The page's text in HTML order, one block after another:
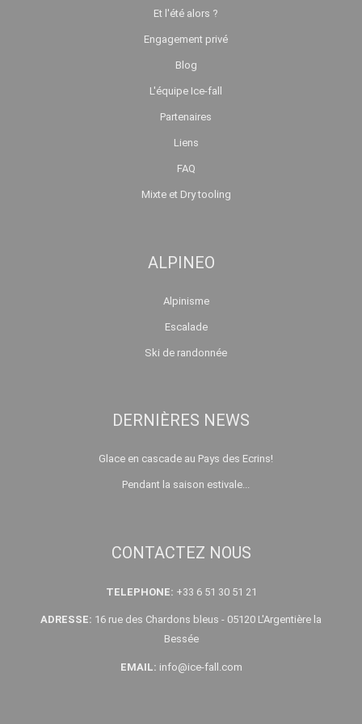
Et l'été alors ?
Engagement privé
Blog
L'équipe Ice-fall
Partenaires
Liens
FAQ
Mixte et Dry tooling
ALPINEO
Alpinisme
Escalade
Ski de randonnée
DERNIÈRES NEWS
Glace en cascade au Pays des Ecrins!
Pendant la saison estivale...
CONTACTEZ NOUS
TELEPHONE: +33 6 51 30 51 21
ADRESSE: 16 rue des Chardons bleus - 05120 L'Argentière la
Bessée
EMAIL: info@ice-fall.com